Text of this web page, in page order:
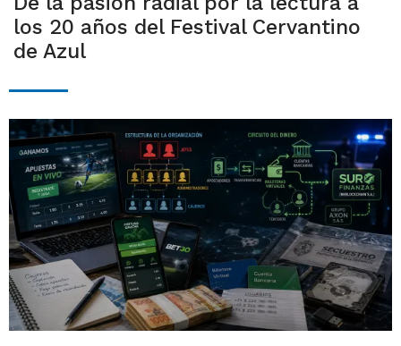
los 20 años del Festival Cervantino
de Azul